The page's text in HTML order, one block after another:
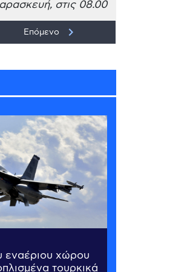
στις 08.00
Επόμενο keyboard_arrow_right
εναέριου χώρου
τουρκικά